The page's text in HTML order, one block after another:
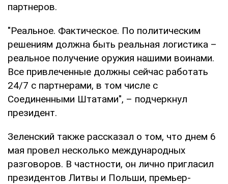
партнеров.
"Реальное. Фактическое. По политическим
решениям должна быть реальная логистика –
реальное получение оружия нашими воинами.
Все привлеченные должны сейчас работать
24/7 с партнерами, в том числе с
Соединенными Штатами", – подчеркнул
президент.
Зеленский также рассказал о том, что днем 6
мая провел несколько международных
разговоров. В частности, он лично пригласил
президентов Литвы и Польши, премьер-